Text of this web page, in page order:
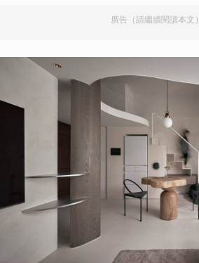
廣告（請繼續閱讀本文）